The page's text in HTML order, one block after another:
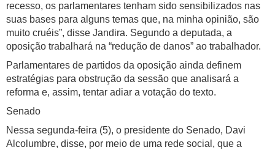
recesso, os parlamentares tenham sido sensibilizados nas
suas bases para alguns temas que, na minha opinião, são
muito cruéis”, disse Jandira. Segundo a deputada, a
oposição trabalhará na “redução de danos” ao trabalhador.
Parlamentares de partidos da oposição ainda definem
estratégias para obstrução da sessão que analisará a
reforma e, assim, tentar adiar a votação do texto.
Senado
Nessa segunda-feira (5), o presidente do Senado, Davi
Alcolumbre, disse, por meio de uma rede social, que a